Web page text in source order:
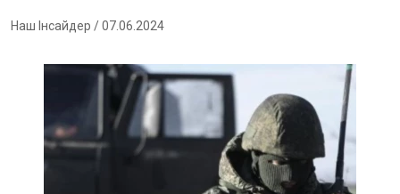
Наш Інсайдер / 07.06.2024